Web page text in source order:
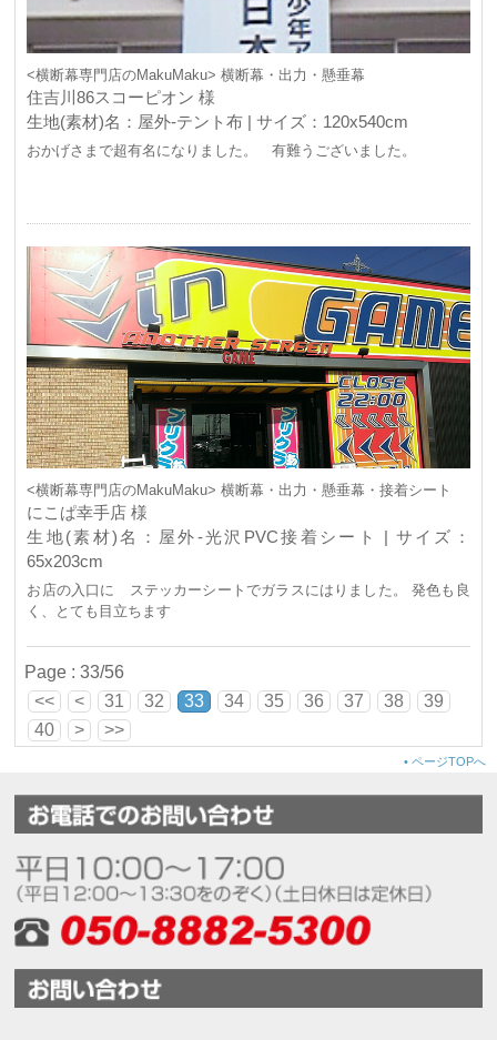
<横断幕専門店のMakuMaku> 横断幕・出力・懸垂幕
住吉川86スコーピオン 様
生地(素材)名：屋外-テント布 | サイズ：120x540cm
おかげさまで超有名になりました。 有難うございました。
<横断幕専門店のMakuMaku> 横断幕・出力・懸垂幕・接着シート
にこぱ幸手店 様
生地(素材)名：屋外-光沢PVC接着シート | サイズ：
65x203cm
お店の入口に ステッカーシートでガラスにはりました。 発色も良
く、とても目立ちます
Page : 33/56
<<
< 31 32 33 34 35 36 37 38
39
40
> >>
• ページTOPへ